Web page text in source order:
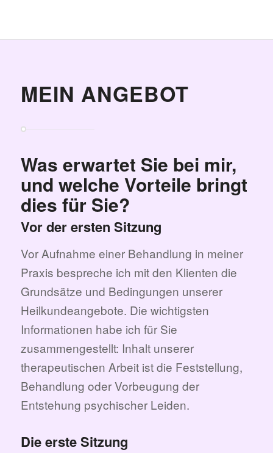
MEIN ANGEBOT
Was erwartet Sie bei mir,
und welche Vorteile bringt
dies für Sie?
Vor der ersten Sitzung
Vor Aufnahme einer Behandlung in meiner
Praxis bespreche ich mit den Klienten die
Grundsätze und Bedingungen unserer
Heilkundeangebote. Die wichtigsten
Informationen habe ich für Sie
zusammengestellt: Inhalt unserer
therapeutischen Arbeit ist die Feststellung,
Behandlung oder Vorbeugung der
Entstehung psychischer Leiden.
Die erste Sitzung